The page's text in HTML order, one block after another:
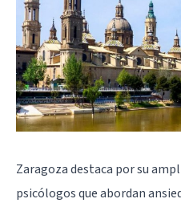
Zaragoza destaca por su
psicólogos que abordan